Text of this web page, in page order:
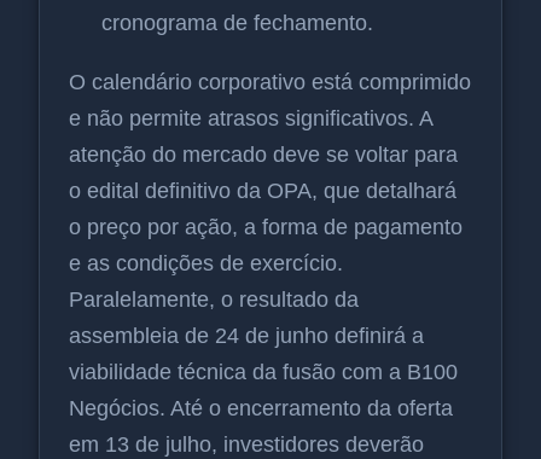
cronograma de fechamento.
O calendário corporativo está comprimido
e não permite atrasos significativos. A
atenção do mercado deve se voltar para
o edital definitivo da OPA, que detalhará
o preço por ação, a forma de pagamento
e as condições de exercício.
Paralelamente, o resultado da
assembleia de 24 de junho definirá a
viabilidade técnica da fusão com a B100
Negócios. Até o encerramento da oferta
em 13 de julho, investidores deverão